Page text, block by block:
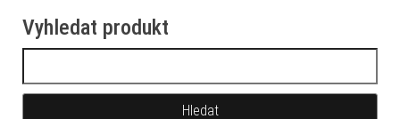
Vyhledat produkt